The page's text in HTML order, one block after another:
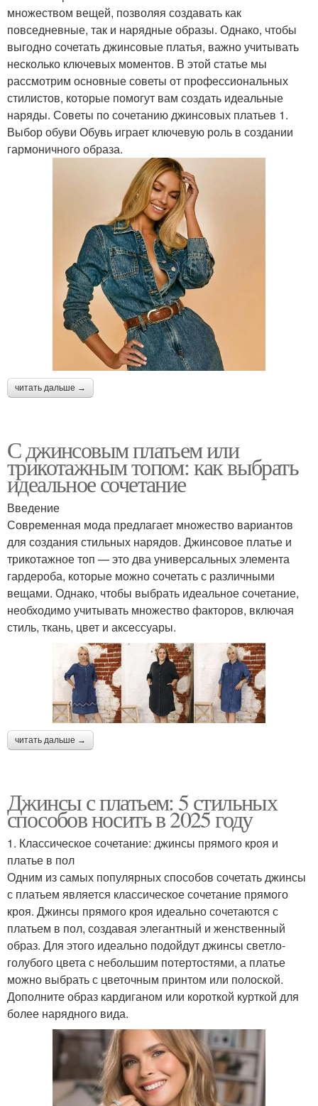
множеством вещей, позволяя создавать как
повседневные, так и нарядные образы. Однако, чтобы
выгодно сочетать джинсовые платья, важно учитывать
несколько ключевых моментов. В этой статье мы
рассмотрим основные советы от профессиональных
стилистов, которые помогут вам создать идеальные
наряды. Советы по сочетанию джинсовых платьев 1.
Выбор обуви Обувь играет ключевую роль в создании
гармоничного образа.
читать дальше →
С джинсовым платьем или
трикотажным топом: как выбрать
идеальное сочетание
Введение
Современная мода предлагает множество вариантов
для создания стильных нарядов. Джинсовое платье и
трикотажное топ — это два универсальных элемента
гардероба, которые можно сочетать с различными
вещами. Однако, чтобы выбрать идеальное сочетание,
необходимо учитывать множество факторов, включая
стиль, ткань, цвет и аксессуары.
читать дальше →
Джинсы с платьем: 5 стильных
способов носить в 2025 году
1. Классическое сочетание: джинсы прямого кроя и
платье в пол
Одним из самых популярных способов сочетать джинсы
с платьем является классическое сочетание прямого
кроя. Джинсы прямого кроя идеально сочетаются с
платьем в пол, создавая элегантный и женственный
образ. Для этого идеально подойдут джинсы светло-
голубого цвета с небольшим потертостями, а платье
можно выбрать с цветочным принтом или полоской.
Дополните образ кардиганом или короткой курткой для
более нарядного вида.